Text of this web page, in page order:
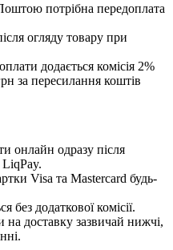
потрібна передоплата
огляду товару при
додається комісія 2%
за пересилання коштів
онлайн одразу після
Visa та Mastercard будь-
без додаткової комісії.
доставку зазвичай нижчі,